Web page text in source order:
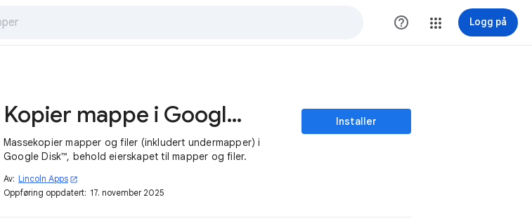
help_outline Logg på
Kopier mappe i Google Disk™
Massekopier mapper og filer (inkludert undermapper) i
Google Disk™, behold eierskapet til mapper og filer.
Av: Lincoln Apps open_in_new
Oppføring oppdatert: 17. november 2025
Installer